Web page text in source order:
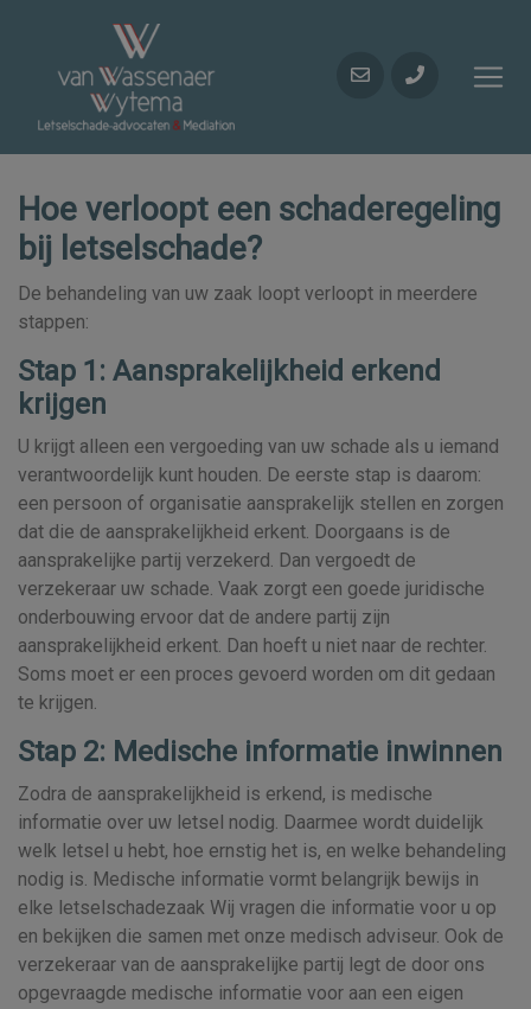
Hoe verloopt een schaderegeling
bij letselschade?
De behandeling van uw zaak loopt verloopt in meerdere
stappen:
Stap 1: Aansprakelijkheid erkend
krijgen
U krijgt alleen een vergoeding van uw schade als u iemand
verantwoordelijk kunt houden. De eerste stap is daarom:
een persoon of organisatie aansprakelijk stellen en zorgen
dat die de aansprakelijkheid erkent. Doorgaans is de
aansprakelijke partij verzekerd. Dan vergoedt de
verzekeraar uw schade. Vaak zorgt een goede juridische
onderbouwing ervoor dat de andere partij zijn
aansprakelijkheid erkent. Dan hoeft u niet naar de rechter.
Soms moet er een proces gevoerd worden om dit gedaan
te krijgen.
Stap 2: Medische informatie inwinnen
Zodra de aansprakelijkheid is erkend, is medische
informatie over uw letsel nodig. Daarmee wordt duidelijk
welk letsel u hebt, hoe ernstig het is, en welke behandeling
nodig is. Medische informatie vormt belangrijk bewijs in
elke letselschadezaak Wij vragen die informatie voor u op
en bekijken die samen met onze medisch adviseur. Ook de
verzekeraar van de aansprakelijke partij legt de door ons
opgevraagde medische informatie voor aan een eigen